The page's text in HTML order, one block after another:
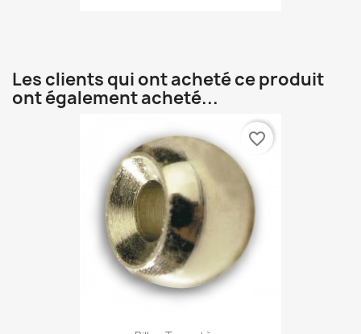
Les clients qui ont acheté ce produit
ont également acheté...
favorite_border